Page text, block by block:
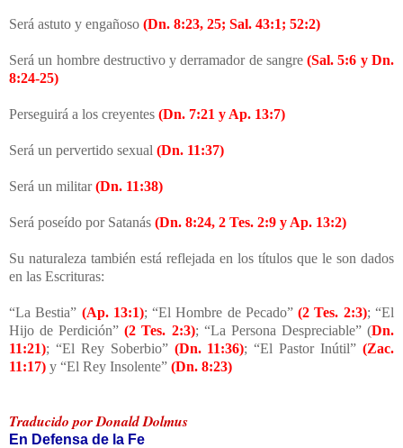
Será astuto y engañoso (Dn. 8:23, 25; Sal. 43:1; 52:2)
Será un hombre destructivo y derramador de sangre(Sal. 5:6 y Dn.
8:24-25)
Perseguirá a los creyentes (Dn. 7:21 y Ap. 13:7)
Será un pervertido sexual (Dn. 11:37)
Será un militar(Dn. 11:38)
Será poseído por Satanás (Dn. 8:24, 2 Tes. 2:9 y Ap. 13:2)
Su naturaleza también está reflejada en los títulos que le son dados
en las Escrituras:
“La Bestia” (Ap. 13:1); “El Hombre de Pecado”(2 Tes. 2:3); “El
Hijo de Perdición”(2 Tes. 2:3); “La Persona Despreciable” (Dn.
11:21); “El Rey Soberbio” (Dn. 11:36); “El Pastor Inútil”(Zac.
11:17) y “El Rey Insolente” (Dn. 8:23)
Traducido por Donald Dolmus
En Defensa de la Fe